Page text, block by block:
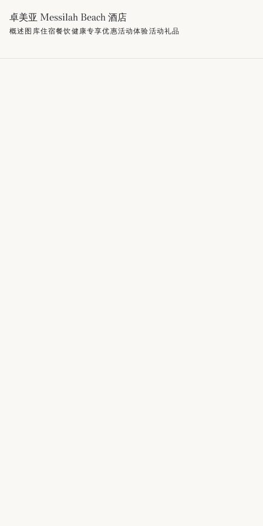
卓美亚 Messilah Beach 酒店
概述图库住宿餐饮健康专享优惠活动体验活动礼品